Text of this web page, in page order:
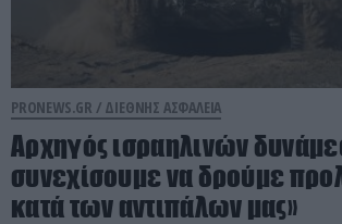
PRONEWS.GR / ΔΙΕΘΝΗΣ ΑΣΦΑΛΕΙΑ
Αρχηγός ισραηλινών
συνεχίσουμε να δρούμε
κατά των αντιπάλων μας»